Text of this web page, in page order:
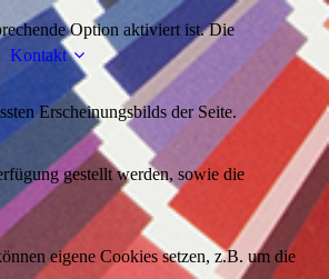
Kontakt
Option aktiviert ist. Die
Erscheinungsbilds der Seite.
gestellt werden, sowie die
eigene Cookies setzen, z.B. um die